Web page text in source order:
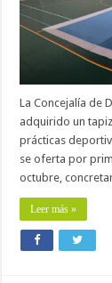
La Concejalía de
adquirido un
prácticas
se oferta por
octubre,
Leer más »